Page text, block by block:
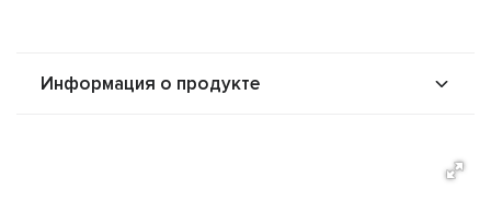
Информация о продукте